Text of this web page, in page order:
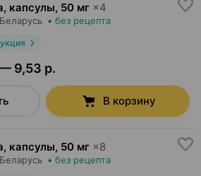
капсулы, 50 мг ×4
, Беларусь • без рецепта
9,53 р.
В корзину
капсулы, 50 мг ×8
, Беларусь • без рецепта